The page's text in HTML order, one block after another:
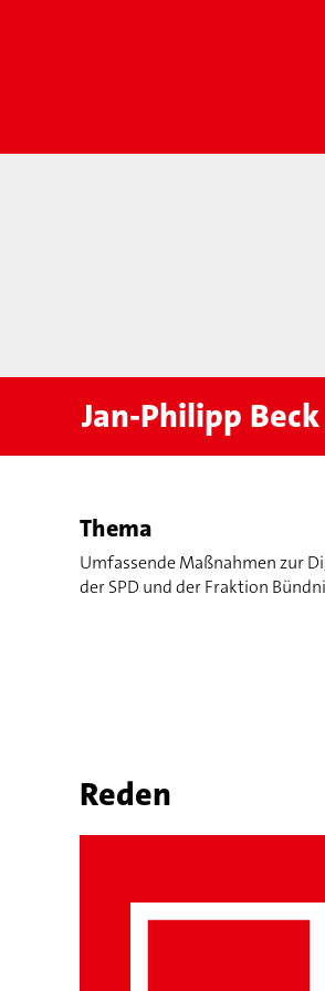
Jan-Philipp Beck
Thema
Umfassende Maßnahmen zur
der SPD und der Fraktion
Reden